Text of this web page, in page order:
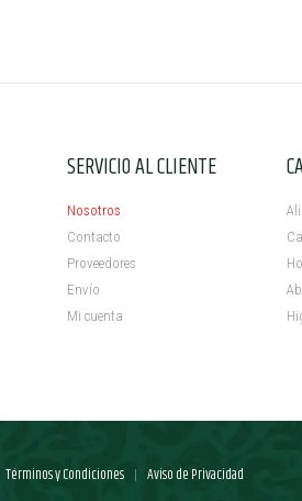
SERVICIO AL CLIENTE
Nosotros
Contacto
Proveedores
Envío
Mi cuenta ​
Términos y Condiciones | Aviso de Privacidad